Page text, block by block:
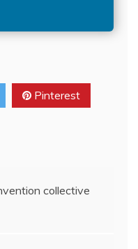
Pinterest
collective